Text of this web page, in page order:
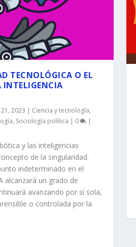
TECNOLÓGICA O EL
INTELIGENCIA
2023 | Ciencia y tecnología,
, Sociología política | 0 |
y las inteligencias
de la singularidad.
indeterminado en el
alcanzará un grado de
avanzando por sí sola,
o controlada por la